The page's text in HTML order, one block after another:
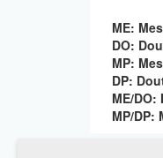
ME:
DO:
MP:
DP:
ME/
MP/